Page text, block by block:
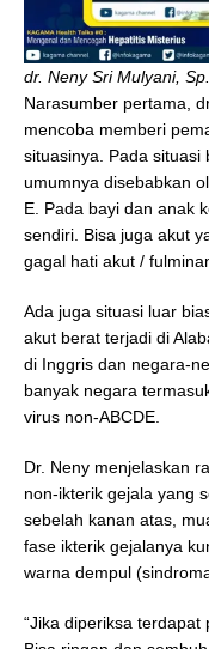
dr. Neny Sri Mulyani,
Narasumber pertama,
mencoba memberi
situasinya. Pada situasi
umumnya disebabkan
E. Pada bayi dan anak
sendiri. Bisa juga akut
gagal hati akut /
Ada juga situasi luar
akut berat terjadi di
di Inggris dan negara-
banyak negara
virus non-ABCDE.
Dr. Neny menjelaskan
non-ikterik gejala yang
sebelah kanan atas,
fase ikterik gejalanya
warna dempul
“Jika diperiksa